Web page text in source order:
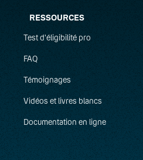
RESSOURCES
Test d'éligibilité pro
FAQ
Témoignages
Vidéos et livres blancs
Documentation en ligne